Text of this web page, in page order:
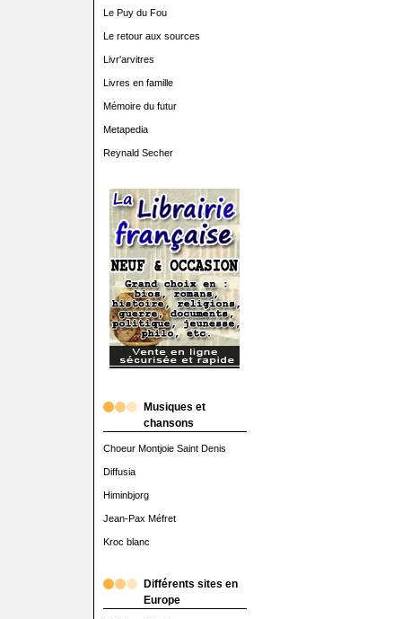
Le Puy du Fou
Le retour aux sources
Livr'arvitres
Livres en famille
Mémoire du futur
Metapedia
Reynald Secher
Musiques et
chansons
Choeur Montjoie Saint Denis
Diffusia
Himinbjorg
Jean-Pax Méfret
Kroc blanc
Différents sites en
Europe